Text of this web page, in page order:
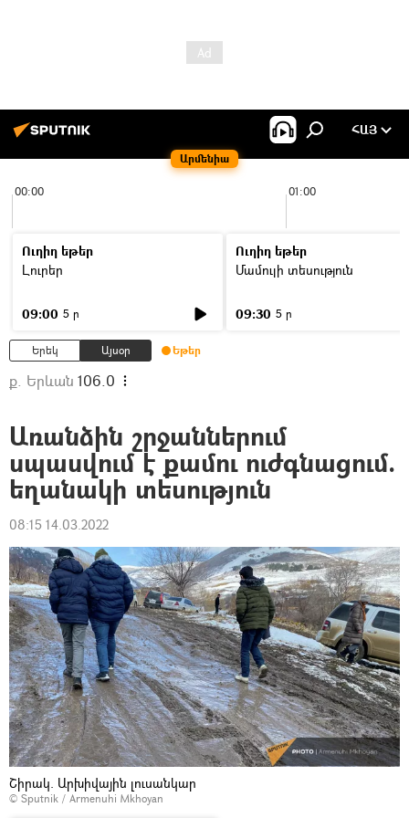
Արմենիա
ՀԱՅ
00:00 01:00
Ուղիղ եթեր
Լուրեր
09:00 5 ր
Ուղիղ եթեր
Մամուլի տեսություն
09:30 5 ր
Երեկ Այսօր Եթեր
ք. Երևան 106.0
Առանձին շրջաններում
սպասվում է քամու ուժգնացում.
եղանակի տեսություն
08:15 14.03.2022
Շիրակ. Արխիվային լուսանկար
© Sputnik / Armenuhi Mkhoyan